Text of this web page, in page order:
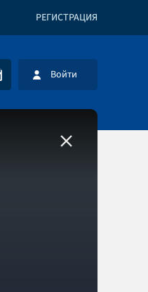
РЕГИСТРАЦИЯ
Войти